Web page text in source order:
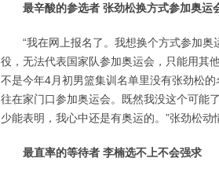
最辛酸的参选者 张劲松换方式参加奥运
“我在网上报名了。我想换个方式参加奥
役，无法代表国家队参加奥运会，只能用其
不是今年4月初男篮集训名单里没有张劲松
往在家门口参加奥运会。既然我没这个可能
少能表明，我心中还是有奥运的。”张劲松动
最直率的等待者 李楠选不上不会强求